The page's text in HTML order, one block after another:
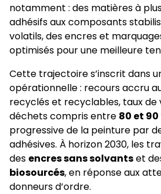
notamment : des matières à
adhésifs aux composants
volatils, des encres et
optimisés pour une meilleure
Cette trajectoire s’inscrit dans
opérationnelle : recours accru
recyclés et recyclables, taux de
déchets compris entre 80 et 90
progressive de la peinture par
adhésives. À horizon 2030, les
des encres sans solvantset
biosourcés, en réponse aux
donneurs d’ordre.